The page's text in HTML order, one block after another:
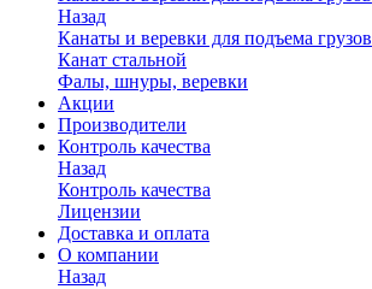
Назад
Канаты и веревки для подъема грузов
Канат стальной
Фалы, шнуры, веревки
Акции
Производители
Контроль качества
Назад
Контроль качества
Лицензии
Доставка и оплата
О компании
Назад